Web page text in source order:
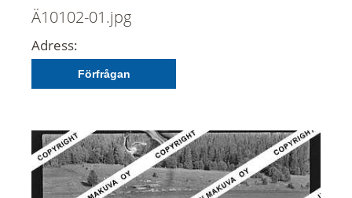
Ä10102-01.jpg
Adress:
Förfrågan